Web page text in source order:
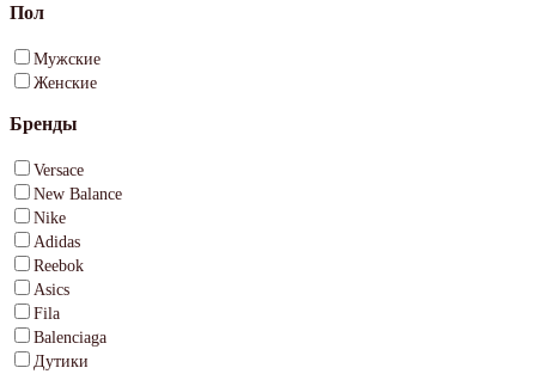
Пол
Мужские
Женские
Бренды
Versace
New Balance
Nike
Adidas
Reebok
Asics
Fila
Balenciaga
Дутики